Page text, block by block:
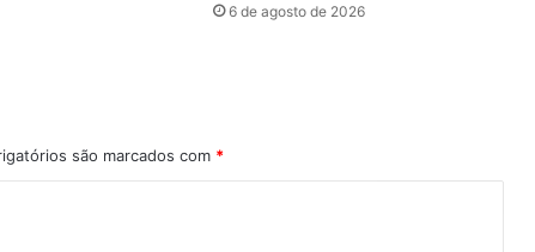
6 de agosto de 2026
são marcados com *